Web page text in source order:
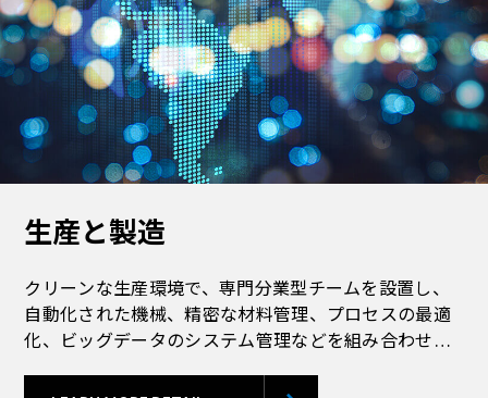
生産と製造
クリーンな生産環境で、専門分業型チームを設置し、
自動化された機械、精密な材料管理、プロセスの最適
化、ビッグデータのシステム管理などを組み合わせ、